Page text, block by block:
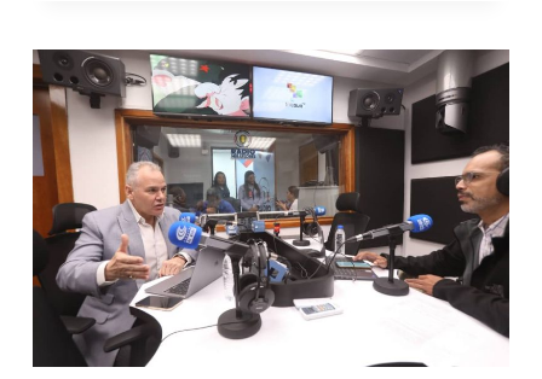
SOBRE
PROCESOS
DEL
ONCTI